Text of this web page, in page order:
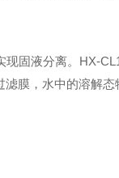
现固液分离。HX-
滤膜，水中的溶解